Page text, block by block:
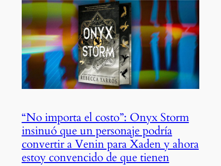
“No importa el costo”: Onyx Storm
insinuó que un personaje podría
convertir a Venin para Xaden y ahora
estoy convencido de que tienen